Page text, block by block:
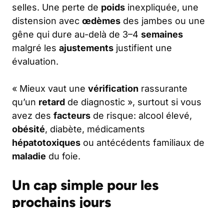
selles. Une perte de poids inexpliquée, une
distension avec œdèmes des jambes ou une
gêne qui dure au-delà de 3–4 semaines
malgré les ajustements justifient une
évaluation.
« Mieux vaut une vérification rassurante
qu’un retard de diagnostic », surtout si vous
avez des facteurs de risque: alcool élevé,
obésité, diabète, médicaments
hépatotoxiques ou antécédents familiaux de
maladie du foie.
Un cap simple pour les
prochains jours